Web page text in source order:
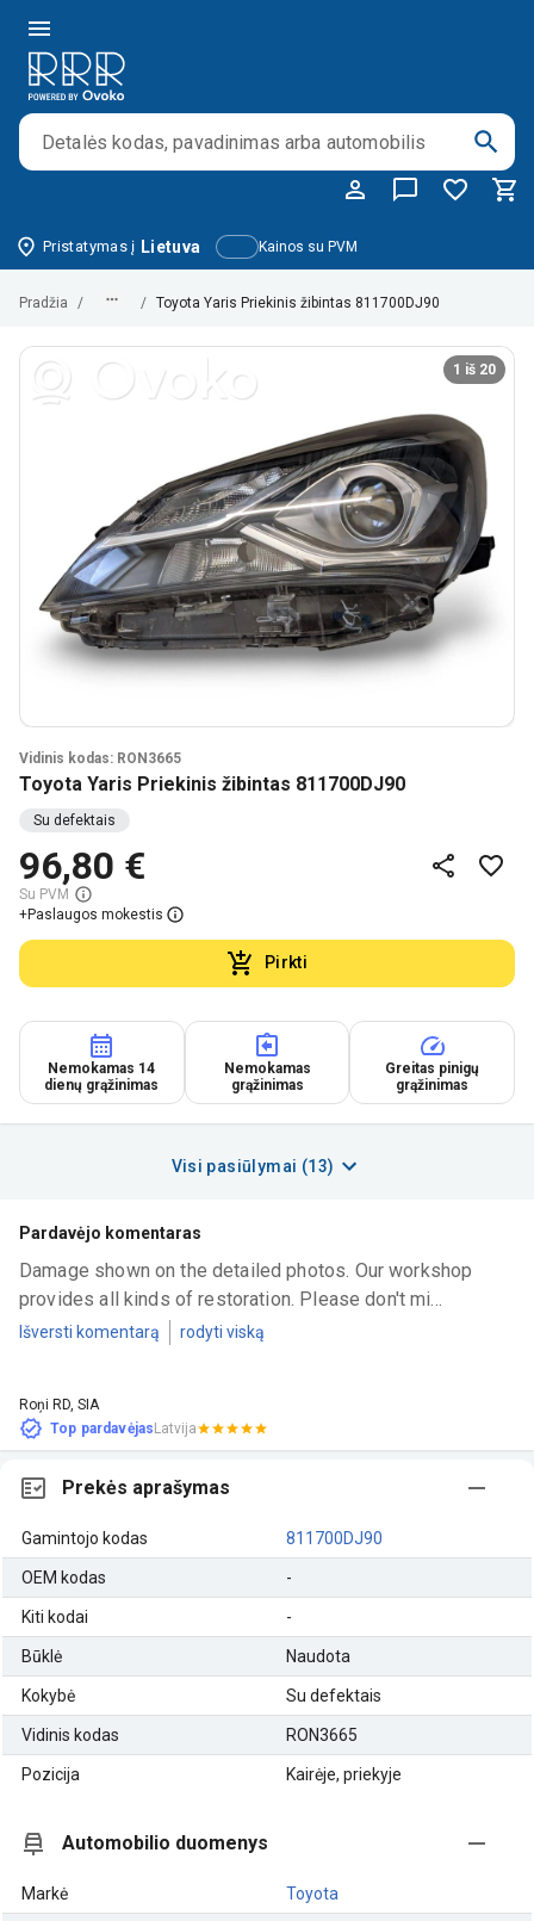
Kainos su PVM
Pristatymas į Lietuva
Pradžia / / Toyota Yaris Priekinis žibintas 811700DJ90
1 iš 20
Vidinis kodas: RON3665
Toyota Yaris Priekinis žibintas 811700DJ90
Su defektais
96,80 €
Su PVM
+Paslaugos mokestis
Pirkti
Nemokamas 14
dienų grąžinimas
Nemokamas
grąžinimas
Greitas pinigų
grąžinimas
Visi pasiūlymai (13)
Pardavėjo komentaras
Damage shown on the detailed photos. Our workshop
provides all kinds of restoration. Please don't mi...
Išversti komentarą rodyti viską
Roņi RD, SIA
Top pardavėjasLatvija
Prekės aprašymas
Gamintojo kodas 811700DJ90
OEM kodas -
Kiti kodai -
Būklė Naudota
Kokybė Su defektais
Vidinis kodas RON3665
Pozicija Kairėje, priekyje
Automobilio duomenys
Markė Toyota